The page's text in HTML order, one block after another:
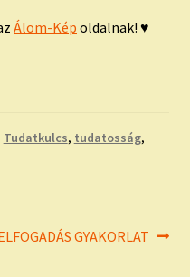
Álom-Kép oldalnak! ♥
Tudatkulcs, tudatosság,
GYAKORLAT